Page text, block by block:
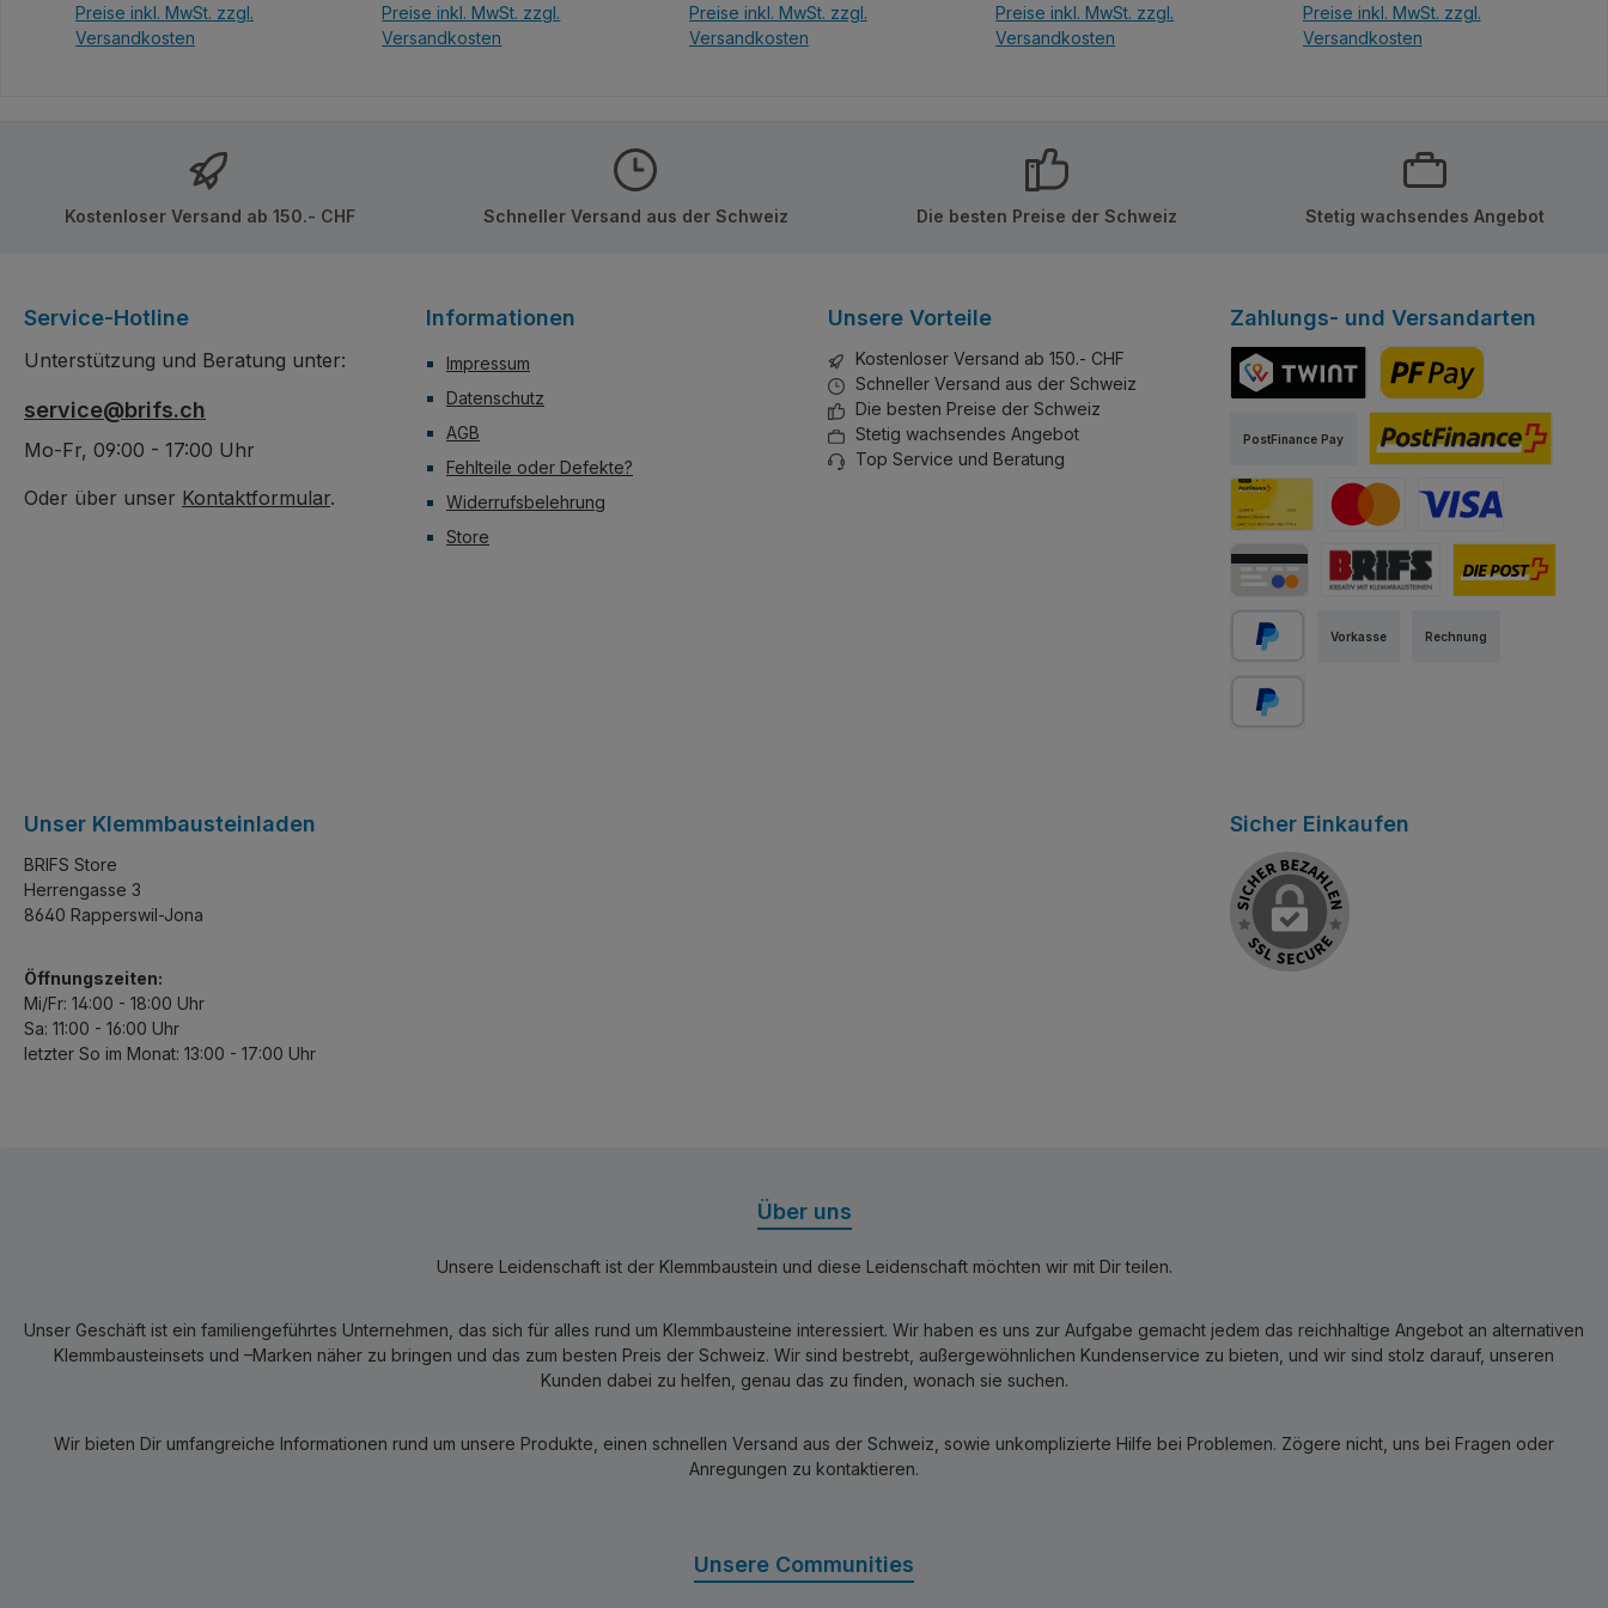
Preise inkl. MwSt. zzgl.
Versandkosten
bedruckt, keine Aufkleber!
Preise inkl. MwSt. zzgl.
Versandkosten
der Marke Qman/Keeppley.
Wie immer bei Keepley top
Preise inkl. MwSt. zzgl.
Versandkosten
Preise inkl. MwSt. zzgl.
Versandkosten
Preise inkl. MwSt. zzgl.
Versandkosten
Kostenloser Versand ab 150.- CHF Schneller Versand aus der Schweiz Die besten Preise der Schweiz Stetig wachsendes Angebot
Service-Hotline
Unterstützung und Beratung unter:
service@brifs.ch
Mo-Fr, 09:00 - 17:00 Uhr
Oder über unser Kontaktformular.
Informationen
Impressum
Datenschutz
AGB
Fehlteile oder Defekte?
Widerrufsbelehrung
Store
Unsere Vorteile
Kostenloser Versand ab 150.- CHF
Schneller Versand aus der Schweiz
Die besten Preise der Schweiz
Stetig wachsendes Angebot
Top Service und Beratung
Zahlungs- und Versandarten
PostFinance Pay
PostFinance Pay
Vorkasse Rechnung
Sicher Einkaufen
Unser Klemmbausteinladen
BRIFS Store
Herrengasse 3
8640 Rapperswil-Jona
Öffnungszeiten:
Mi/Fr: 14:00 - 18:00 Uhr
Sa: 11:00 - 16:00 Uhr
letzter So im Monat: 13:00 - 17:00 Uhr
Über uns
Unsere Leidenschaft ist der Klemmbaustein und diese Leidenschaft möchten wir mit Dir teilen.
Unser Geschäft ist ein familiengeführtes Unternehmen, das sich für alles rund um Klemmbausteine interessiert. Wir haben es uns zur Aufgabe gemacht jedem das reichhaltige Angebot an alternativen
Klemmbausteinsets und –Marken näher zu bringen und das zum besten Preis der Schweiz. Wir sind bestrebt, außergewöhnlichen Kundenservice zu bieten, und wir sind stolz darauf, unseren
Kunden dabei zu helfen, genau das zu finden, wonach sie suchen.
Wir bieten Dir umfangreiche Informationen rund um unsere Produkte, einen schnellen Versand aus der Schweiz, sowie unkomplizierte Hilfe bei Problemen. Zögere nicht, uns bei Fragen oder
Anregungen zu kontaktieren.
Unsere Communities